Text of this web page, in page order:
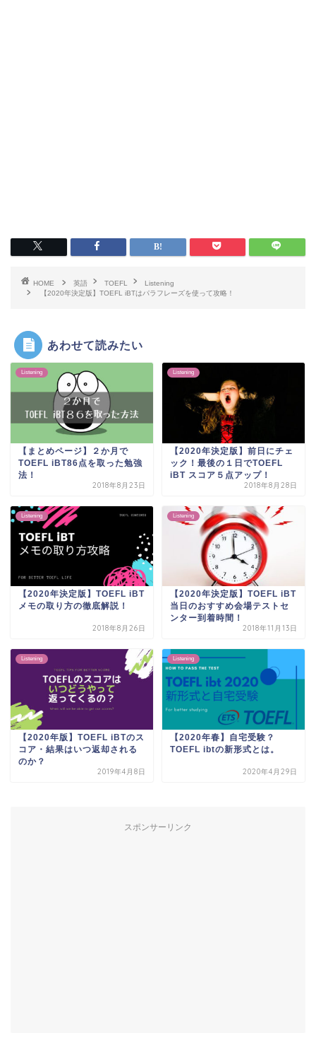
HOME 英語 TOEFL
Listening
【2020年決定版】TOEFL iBTはパラフレーズを使って攻略！
あわせて読みたい
Listening
【まとめページ】２か月で
TOEFL iBT86点を取った勉強
法！
2018年8月23日
Listening
【2020年決定版】前日にチェ
ック！最後の１日でTOEFL
iBT スコア５点アップ！
2018年8月28日
Listening
【2020年決定版】TOEFL iBT
メモの取り方の徹底解説！
2018年8月26日
Listening
【2020年決定版】TOEFL iBT
当日のおすすめ会場テストセ
ンター到着時間！
2018年11月13日
Listening
【2020年版】TOEFL iBTのス
コア・結果はいつ返却される
のか？
2019年4月8日
Listening
【2020年春】自宅受験？
TOEFL ibtの新形式とは。
2020年4月29日
スポンサーリンク